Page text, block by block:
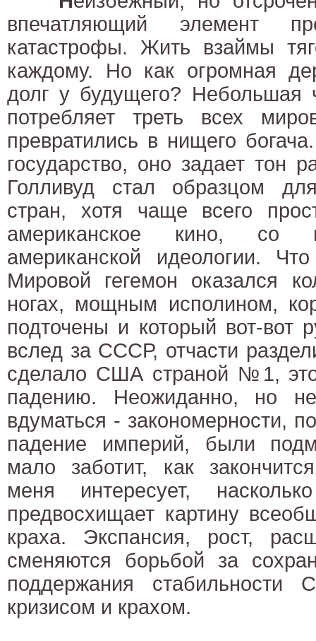
впечатляющий элемент
катастрофы. Жить взаймы
каждому. Но как огромная
долг у будущего? Небольшая
потребляет треть всех
превратились в нищего
государство, оно задает тон
Голливуд стал образцом
стран, хотя чаще всего
американское кино, со
американской идеологии.
Мировой гегемон оказался
ногах, мощным исполином,
подточены и который вот-вот
вслед за СССР, отчасти
сделало США страной №1,
падению. Неожиданно, но
вдуматься - закономерности,
падение империй, были
мало заботит, как
меня интересует,
предвосхищает картину
краха. Экспансия, рост,
сменяются борьбой за
поддержания
кризисом и крахом.